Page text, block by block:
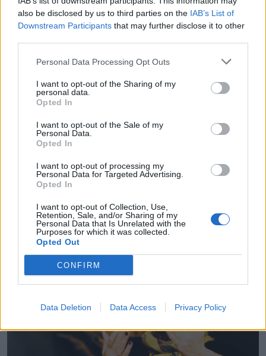
also be disclosed by us to third parties on the IAB’s List of
Downstream Participants that may further disclose it to other
Personal Data Processing Opt Outs
I want to opt-out of the Sharing of my
personal data.
Opted In
I want to opt-out of the Sale of my
Personal Data.
Opted In
I want to opt-out of processing my
Personal Data for Targeted Advertising.
Opted In
I want to opt-out of Collection, Use,
Retention, Sale, and/or Sharing of my
Personal Data that Is Unrelated with the
Purposes for which it was collected.
Opted Out
CONFIRM
Data Deletion Data Access Privacy Policy
СЕМЕЙНЫЕ ОТНОШЕНИЯ
Осмысленное использование компьютерных игр в
процессе обучения детей